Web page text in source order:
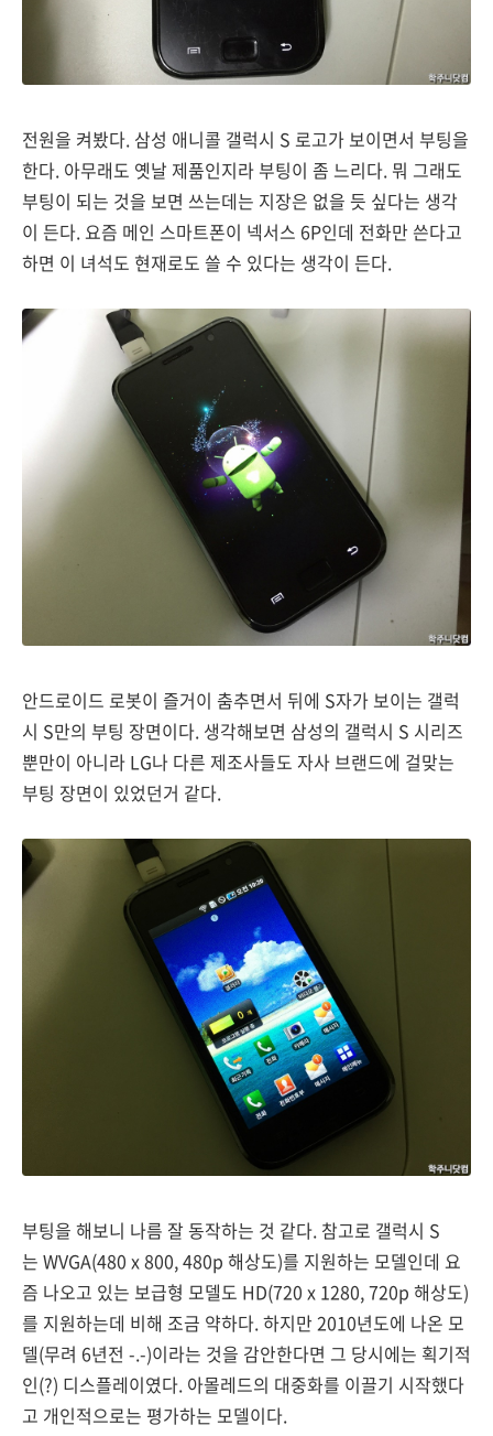
전원을 켜봤다. 삼성 애니콜 갤럭시 S 로고가 보이면서 부팅을
한다. 아무래도 옛날 제품인지라 부팅이 좀 느리다. 뭐 그래도
부팅이 되는 것을 보면 쓰는데는 지장은 없을 듯 싶다는 생각
이 든다. 요즘 메인 스마트폰이 넥서스 6P인데 전화만 쓴다고
하면 이 녀석도 현재로도 쓸 수 있다는 생각이 든다.
안드로이드 로봇이 즐거이 춤추면서 뒤에 S자가 보이는 갤럭
시 S만의 부팅 장면이다. 생각해보면 삼성의 갤럭시 S 시리즈
뿐만이 아니라 LG나 다른 제조사들도 자사 브랜드에 걸맞는
부팅 장면이 있었던거 같다.
부팅을 해보니 나름 잘 동작하는 것 같다. 참고로 갤럭시 S
는 WVGA(480 x 800, 480p 해상도)를 지원하는 모델인데 요
즘 나오고 있는 보급형 모델도 HD(720 x 1280, 720p 해상도)
를 지원하는데 비해 조금 약하다. 하지만 2010년도에 나온 모
델(무려 6년전 -.-)이라는 것을 감안한다면 그 당시에는 획기적
인(?) 디스플레이였다. 아몰레드의 대중화를 이끌기 시작했다
고 개인적으로는 평가하는 모델이다.